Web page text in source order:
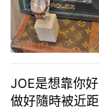
JOE是想靠你
做好隨時被近